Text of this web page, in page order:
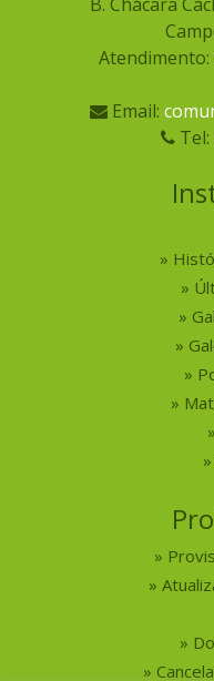
Atendimento:
Email:
Tel: